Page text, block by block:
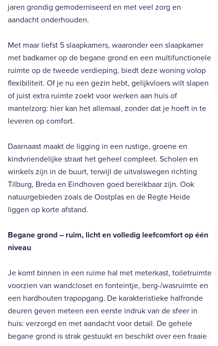
jaren grondig gemoderniseerd en met veel zorg en
aandacht onderhouden.
Met maar liefst 5 slaapkamers, waaronder een slaapkamer
met badkamer op de begane grond en een multifunctionele
ruimte op de tweede verdieping, biedt deze woning volop
flexibiliteit. Of je nu een gezin hebt, gelijkvloers wilt slapen
of juist extra ruimte zoekt voor werken aan huis of
mantelzorg: hier kan het allemaal, zonder dat je hoeft in te
leveren op comfort.
Daarnaast maakt de ligging in een rustige, groene en
kindvriendelijke straat het geheel compleet. Scholen en
winkels zijn in de buurt, terwijl de uitvalswegen richting
Tilburg, Breda en Eindhoven goed bereikbaar zijn. Ook
natuurgebieden zoals de Oostplas en de Regte Heide
liggen op korte afstand.
Begane grond – ruim, licht en volledig leefcomfort op één
niveau
Je komt binnen in een ruime hal met meterkast, toiletruimte
voorzien van wandcloset en fonteintje, berg-/wasruimte en
een hardhouten trapopgang. De karakteristieke halfronde
deuren geven meteen een eerste indruk van de sfeer in
huis: verzorgd en met aandacht voor detail. De gehele
begane grond is strak gestuukt en beschikt over een fraaie